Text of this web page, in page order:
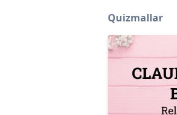
Quizmallar